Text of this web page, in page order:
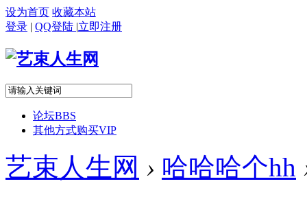
设为首页 收藏本站
登录 | QQ登陆 |立即注册
论坛BBS
其他方式购买VIP
艺束人生网 › 哈哈哈个hh